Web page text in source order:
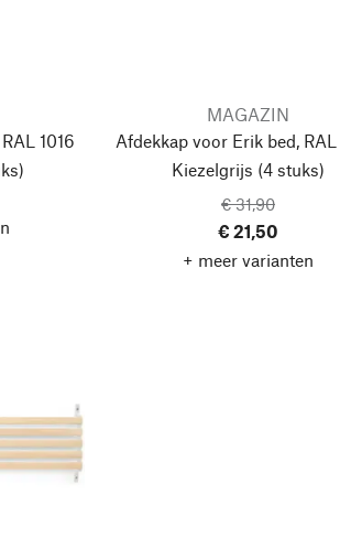
1016
MAGAZIN
Afdekkap voor Erik bed,
Kiezelgrijs (4 stuks)
€ 31,90
€ 21,50
+ meer varianten